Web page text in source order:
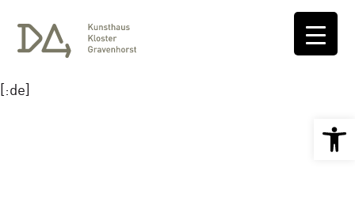
[:de]